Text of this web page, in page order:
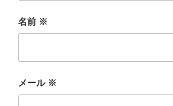
名前 ※
メール ※